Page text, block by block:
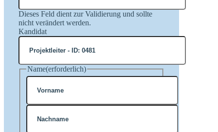
Dieses Feld dient zur Validierung und sollte
nicht verändert werden.
Kandidat
Name(erforderlich)
Vorname